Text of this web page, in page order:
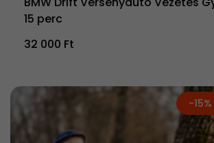
15 perc
32 000 Ft
-15%